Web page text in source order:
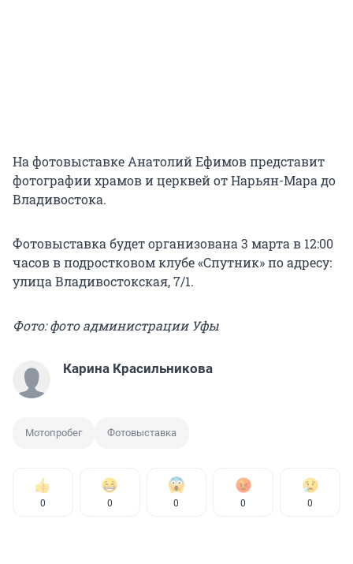
На фотовыставке Анатолий Ефимов представит
фотографии храмов и церквей от Нарьян-Мара до
Владивостока.
Фотовыставка будет организована 3 марта в 12:00
часов в подростковом клубе «Спутник» по адресу:
улица Владивостокская, 7/1.
Фото: фото администрации Уфы
Карина Красильникова
Мотопробег Фотовыставка
0 0 0 0 0